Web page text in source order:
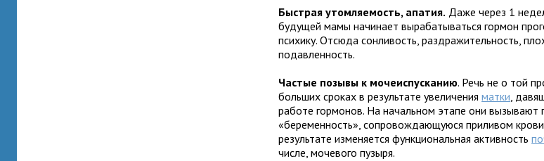
Быстрая утомляемость, апатия. Даже через 1
будущей мамы начинает вырабатываться гормон
психику. Отсюда сонливость, раздражительность,
подавленность.
Частые позывы к мочеиспусканию. Речь не о той
больших сроках в результате увеличенияматки,
работе гормонов. На начальном этапе они вызывают
«беременность», сопровождающуюся приливом
результате изменяется функциональная активность
числе, мочевого пузыря.